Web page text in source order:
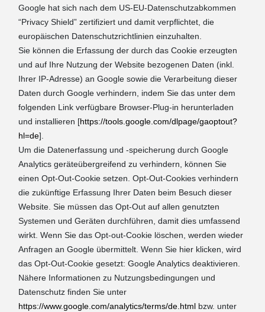
Google hat sich nach dem US-EU-Datenschutzabkommen
“Privacy Shield” zertifiziert und damit verpflichtet, die
europäischen Datenschutzrichtlinien einzuhalten.
Sie können die Erfassung der durch das Cookie erzeugten
und auf Ihre Nutzung der Website bezogenen Daten (inkl.
Ihrer IP-Adresse) an Google sowie die Verarbeitung dieser
Daten durch Google verhindern, indem Sie das unter dem
folgenden Link verfügbare Browser-Plug-in herunterladen
und installieren [https://tools.google.com/dlpage/gaoptout?
hl=de].
Um die Datenerfassung und -speicherung durch Google
Analytics geräteübergreifend zu verhindern, können Sie
einen Opt-Out-Cookie setzen. Opt-Out-Cookies verhindern
die zukünftige Erfassung Ihrer Daten beim Besuch dieser
Website. Sie müssen das Opt-Out auf allen genutzten
Systemen und Geräten durchführen, damit dies umfassend
wirkt. Wenn Sie das Opt-out-Cookie löschen, werden wieder
Anfragen an Google übermittelt. Wenn Sie hier klicken, wird
das Opt-Out-Cookie gesetzt: Google Analytics deaktivieren.
Nähere Informationen zu Nutzungsbedingungen und
Datenschutz finden Sie unter
https://www.google.com/analytics/terms/de.html bzw. unter